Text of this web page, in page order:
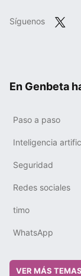
Síguenos
En Genbeta
Paso a paso
Inteligencia
Seguridad
Redes sociales
timo
WhatsApp
VER MÁS TEMAS